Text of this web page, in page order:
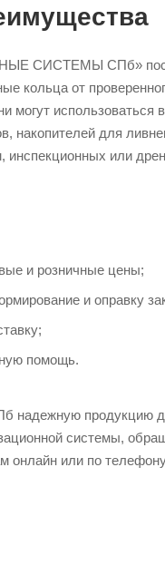
СИСТЕМЫ СПб»
кольца от
могут использоваться
накопителей для
инспекционных или
и розничные цены;
и оправку
помощь.
надежную продукцию
системы,
онлайн или по